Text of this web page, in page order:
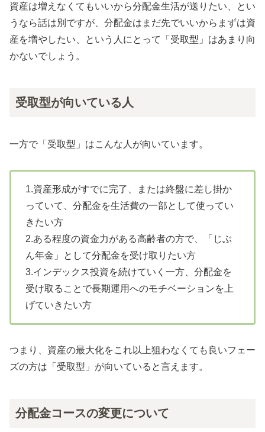
資産は増えなくてもいいから分配金生活が送りたい、とい
うなら話は別ですが、分配金はまだ先でいいからまずは資
産を増やしたい、という人にとって「受取型」はあまり向
かないでしょう。
受取型が向いている人
一方で「受取型」はこんな人が向いています。
1.資産形成がすでに完了、または終盤に差し掛か
っていて、分配金を生活費の一部として使ってい
きたい方
2.ある程度の資金力がある高齢者の方で、「じぶ
ん年金」として分配金を受け取りたい方
3.インデックス投資を続けていく一方、分配金を
受け取ることで長期運用へのモチベーションを上
げていきたい方
つまり、資産の最大化をこれ以上狙わなくても良いフェー
ズの方は「受取型」が向いていると言えます。
分配金コースの変更について